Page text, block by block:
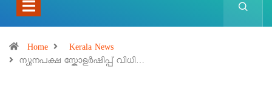
Home
Kerala News
ന്യൂനപക്ഷ സ്കോളര്‍ഷിപ്പ് വിധി…